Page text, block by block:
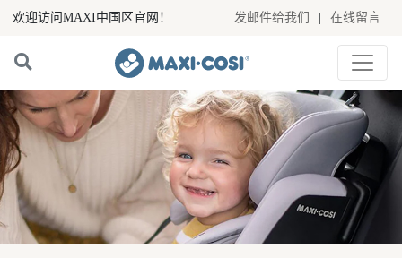
欢迎访问MAXI中国区官网！ 发邮件给我们 在线留言